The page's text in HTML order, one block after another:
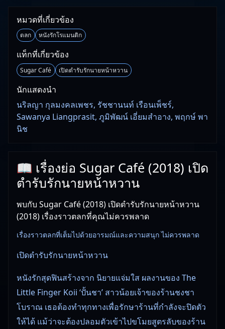
หมวดที่เกี่ยวข้อง
ตลก หนังรักโรแมนติก
แท็กที่เกี่ยวข้อง
Sugar Café เปิดตำรับรักนายหน้าหวาน
นักแสดงนำ
นริลญา กุลมงคลเพชร, รัชชานนท์ เรือนเพ็ชร์,
Sawanya Liangprasit, ภูมิพัฒน์ เอี่ยมสำอาง, พฤกษ์ พา
นิช
📖 เรื่องย่อ Sugar Café (2018) เปิด
ตำรับรักนายหน้าหวาน
พบกับ Sugar Café (2018) เปิดตำรับรักนายหน้าหวาน
(2018) เรื่องราวตลกที่คุณไม่ควรพลาด
เรื่องราวตลกที่เต็มไปด้วยอารมณ์และความสนุก ไม่ควรพลาด
เปิดตำรับรักนายหน้าหวาน
หนังรักสุดฟินสร้างจาก นิยายแจ่มใส ผลงานของ The
Little Finger Koii ‘ปั้นชา’ สาวน้อยเจ้าของร้านชงชา
โบราณ เธอต้องทำทุกทางเพื่อรักษาร้านที่กำลังจะปิดตัว
ให้ได้ แม้ว่าจะต้องปลอมตัวเข้าไปขโมยสูตรลับของร้าน